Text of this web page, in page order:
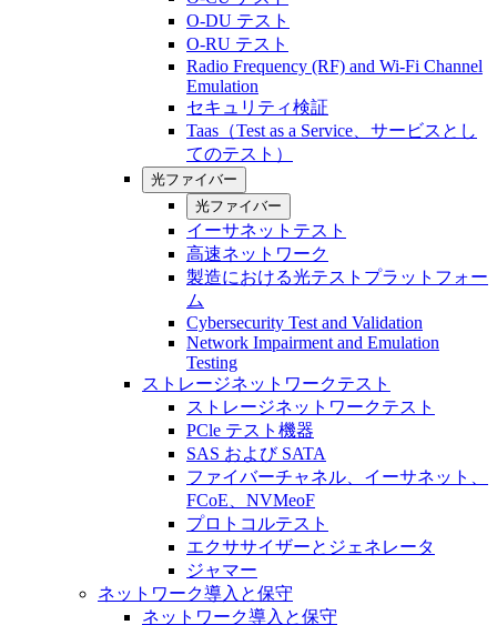
O-DU テスト
O-RU テスト
Radio Frequency (RF) and Wi-Fi Channel
Emulation
セキュリティ検証
Taas（Test as a Service、サービスとし
てのテスト）
光ファイバー
光ファイバー
イーサネットテスト
高速ネットワーク
製造における光テストプラットフォー
ム
Cybersecurity Test and Validation
Network Impairment and Emulation
Testing
ストレージネットワークテスト
ストレージネットワークテスト
PCle テスト機器
SAS および SATA
ファイバーチャネル、イーサネット、
FCoE、NVMeoF
プロトコルテスト
エクササイザーとジェネレータ
ジャマー
ネットワーク導入と保守
ネットワーク導入と保守